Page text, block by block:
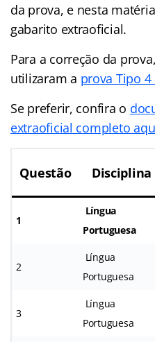
da prova, e nesta
gabarito extraoficial.
Para a correção da
utilizaram a prova Tipo
Se preferir, confira o
extraoficial completo
Questão Disciplina
1
Língua
Portuguesa
2
Língua
Portuguesa
3
Língua
Portuguesa